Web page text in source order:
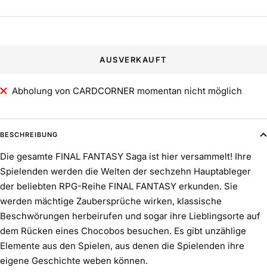
AUSVERKAUFT
Abholung von CARDCORNER momentan nicht möglich
BESCHREIBUNG
Die gesamte FINAL FANTASY Saga ist hier versammelt! Ihre
Spielenden werden die Welten der sechzehn Hauptableger
der beliebten RPG-Reihe FINAL FANTASY erkunden. Sie
werden mächtige Zaubersprüche wirken, klassische
Beschwörungen herbeirufen und sogar ihre Lieblingsorte auf
dem Rücken eines Chocobos besuchen. Es gibt unzählige
Elemente aus den Spielen, aus denen die Spielenden ihre
eigene Geschichte weben können.